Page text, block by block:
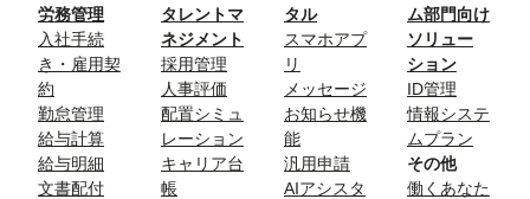
労務管理
入社手続
き・雇用契
約
勤怠管理
給与計算
給与明細
文書配付
タレントマ
ネジメント
採用管理
人事評価
配置シミュ
レーション
キャリア台
帳
タル
スマホアプ
リ
メッセージ
お知らせ機
能
汎用申請
AIアシスタ
ム部門向け
ソリュー
ション
ID管理
情報システ
ムプラン
その他
働くあなた